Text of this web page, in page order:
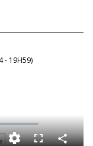
- 19H59)